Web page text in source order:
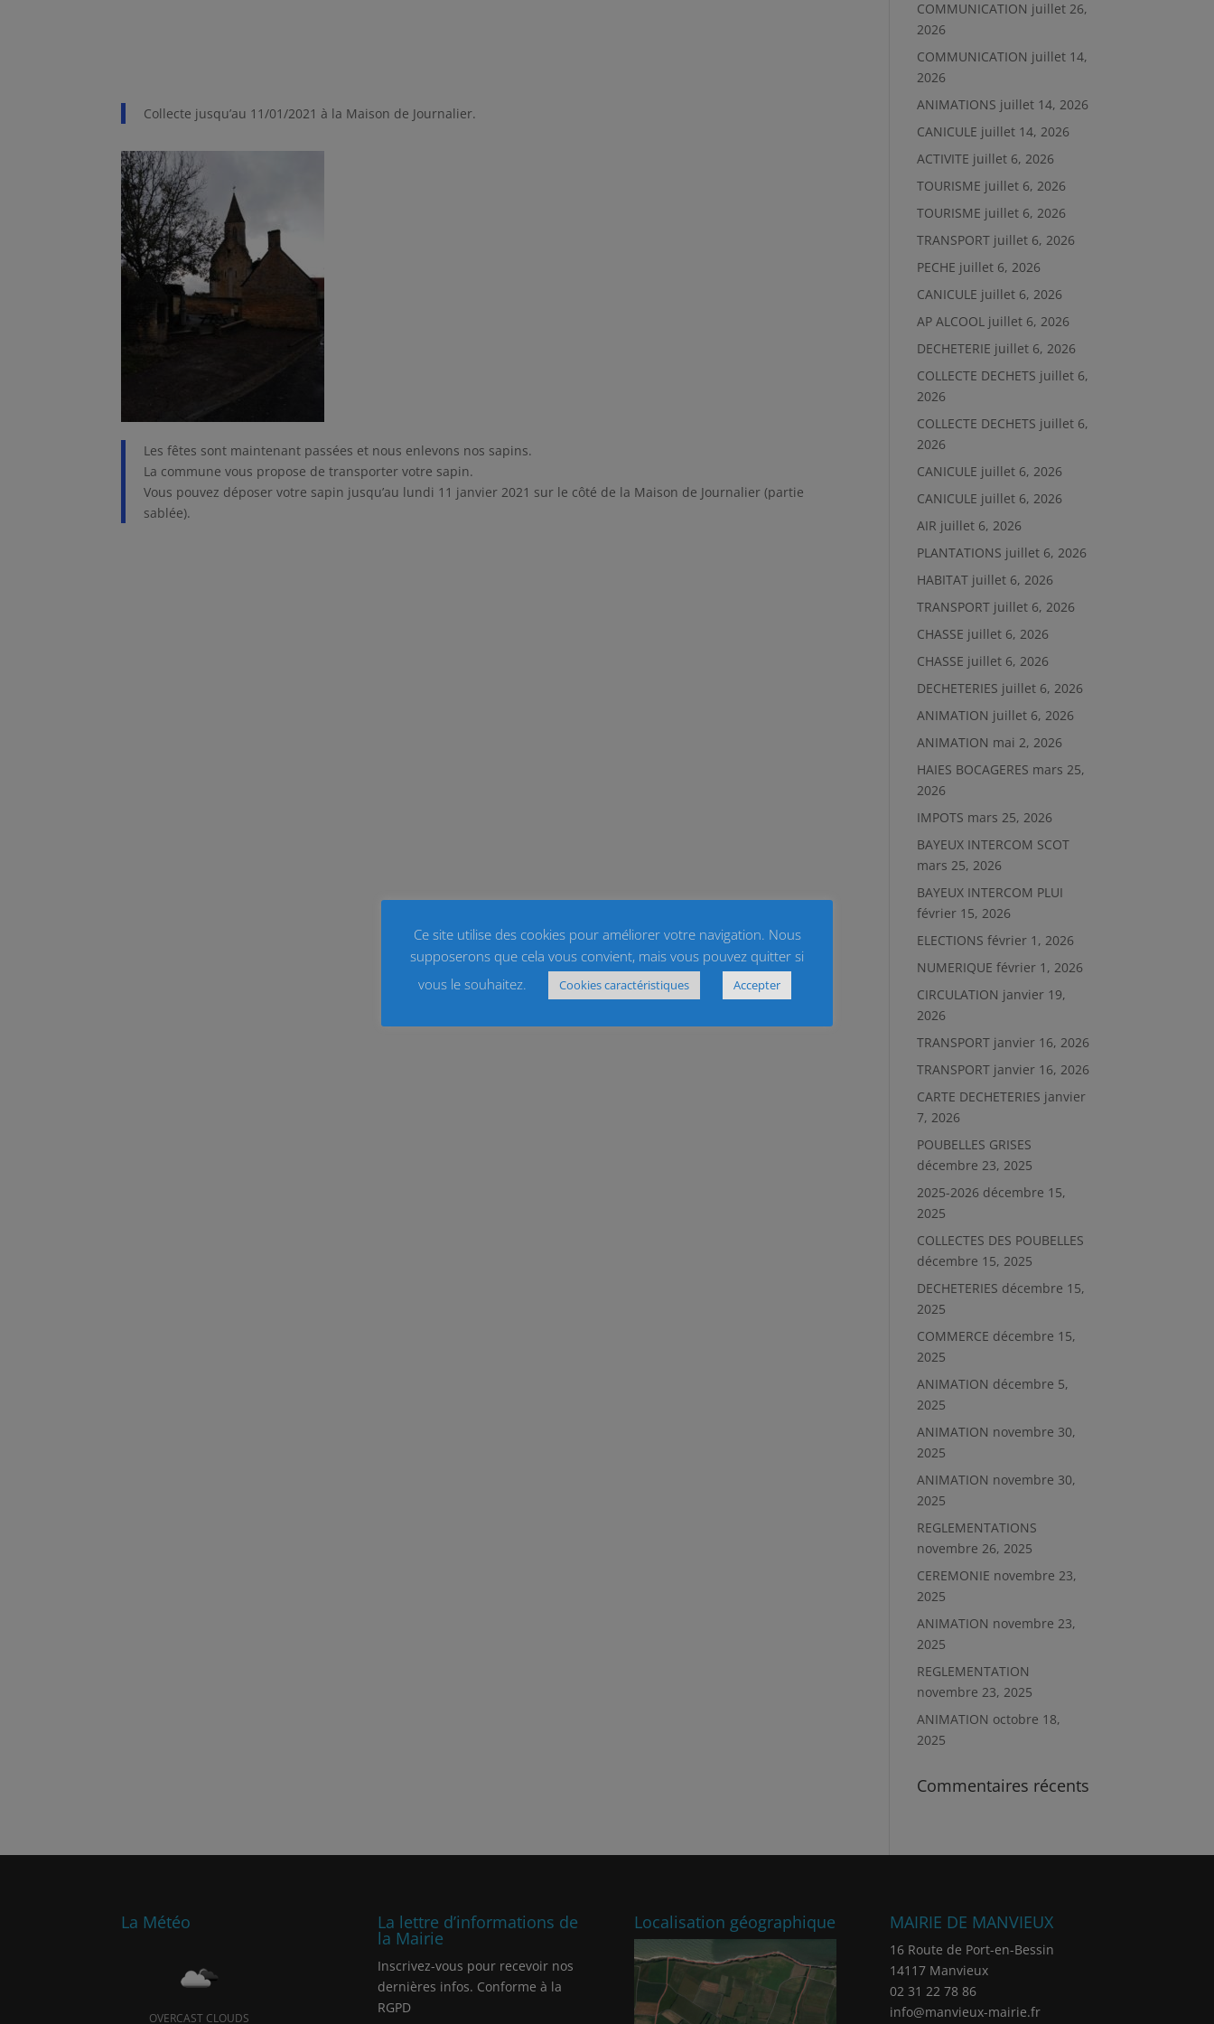
Collecte jusqu’au 11/01/2021 à la Maison de Journalier.
Les fêtes sont maintenant passées et nous enlevons nos sapins.
La commune vous propose de transporter votre sapin.
Vous pouvez déposer votre sapin jusqu’au lundi 11 janvier 2021 sur le côté de la Maison de Journalier (partie
sablée).
COMMUNICATION juillet 26,
2026
COMMUNICATION juillet 14,
2026
ANIMATIONS juillet 14, 2026
CANICULE juillet 14, 2026
ACTIVITE juillet 6, 2026
TOURISME juillet 6, 2026
TOURISME juillet 6, 2026
TRANSPORT juillet 6, 2026
PECHE juillet 6, 2026
CANICULE juillet 6, 2026
AP ALCOOL juillet 6, 2026
DECHETERIE juillet 6, 2026
COLLECTE DECHETS juillet 6,
2026
COLLECTE DECHETS juillet 6,
2026
CANICULE juillet 6, 2026
CANICULE juillet 6, 2026
AIR juillet 6, 2026
PLANTATIONS juillet 6, 2026
HABITAT juillet 6, 2026
TRANSPORT juillet 6, 2026
CHASSE juillet 6, 2026
CHASSE juillet 6, 2026
DECHETERIES juillet 6, 2026
ANIMATION juillet 6, 2026
ANIMATION mai 2, 2026
HAIES BOCAGERES mars 25,
2026
IMPOTS mars 25, 2026
BAYEUX INTERCOM SCOT
mars 25, 2026
BAYEUX INTERCOM PLUI
février 15, 2026
ELECTIONS février 1, 2026
NUMERIQUE février 1, 2026
CIRCULATION janvier 19,
2026
TRANSPORT janvier 16, 2026
TRANSPORT janvier 16, 2026
CARTE DECHETERIES janvier
7, 2026
POUBELLES GRISES
décembre 23, 2025
2025-2026 décembre 15,
2025
COLLECTES DES POUBELLES
décembre 15, 2025
DECHETERIES décembre 15,
2025
COMMERCE décembre 15,
2025
ANIMATION décembre 5,
2025
ANIMATION novembre 30,
2025
ANIMATION novembre 30,
2025
REGLEMENTATIONS
novembre 26, 2025
CEREMONIE novembre 23,
2025
ANIMATION novembre 23,
2025
REGLEMENTATION
novembre 23, 2025
ANIMATION octobre 18,
2025
Commentaires récents
La Météo
OVERCAST CLOUDS
La lettre d’informations de
la Mairie
Inscrivez-vous pour recevoir nos
dernières infos. Conforme à la
RGPD
Localisation géographique MAIRIE DE MANVIEUX
16 Route de Port-en-Bessin
14117 Manvieux
02 31 22 78 86
info@manvieux-mairie.fr
Ce site utilise des cookies pour améliorer votre navigation. Nous
supposerons que cela vous convient, mais vous pouvez quitter si
vous le souhaitez.
Cookies caractéristiques Accepter